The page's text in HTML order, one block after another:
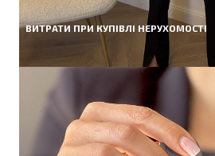
ВИТРАТИ ПРИ КУПІВЛІ НЕРУХОМОСТІ